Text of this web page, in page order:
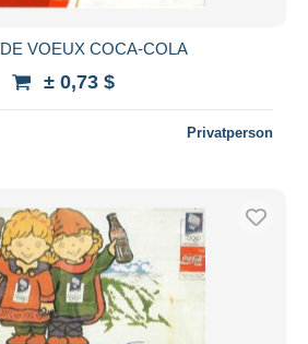
VOEUX COCA-COLA
± 0,73 $
Privatperson